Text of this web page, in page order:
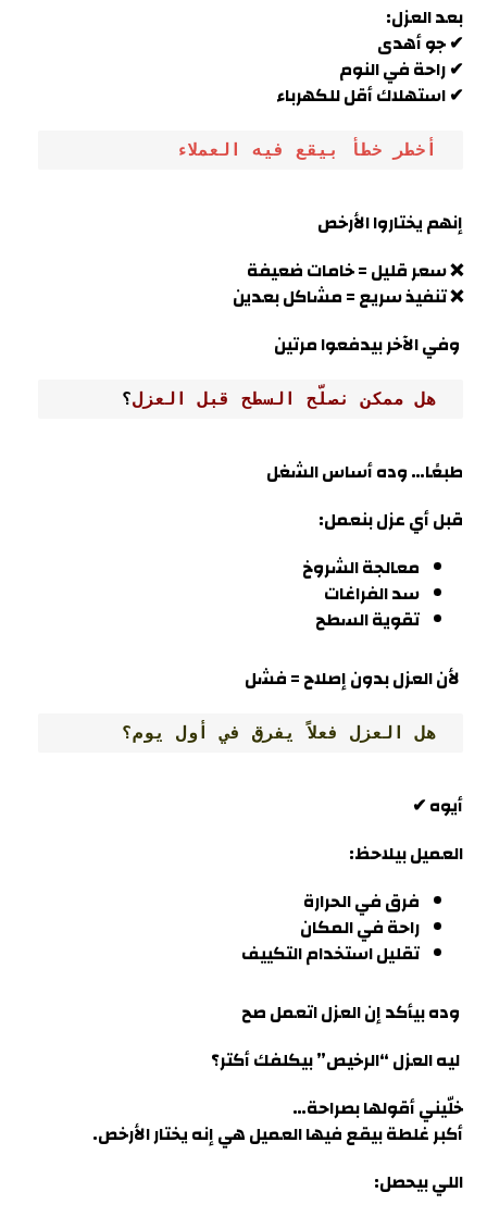
بعد العزل:
✔ جو أهدى
✔ راحة في النوم
✔ استهلاك أقل للكهرباء
أخطر خطأ بيقع فيه العملاء
إنهم يختاروا الأرخص
❌ سعر قليل = خامات ضعيفة
❌ تنفيذ سريع = مشاكل بعدين
وفي الآخر بيدفعوا مرتين
هل ممكن نصلّح السطح قبل العزل؟
طبعًا… وده أساس الشغل
قبل أي عزل بنعمل:
معالجة الشروخ
سد الفراغات
تقوية السطح
لأن العزل بدون إصلاح = فشل
هل العزل فعلاً يفرق في أول يوم؟
أيوه ✔
العميل بيلاحظ:
فرق في الحرارة
راحة في المكان
تقليل استخدام التكييف
وده بيأكد إن العزل اتعمل صح
ليه العزل “الرخيص” بيكلفك أكتر؟
خلّيني أقولها بصراحة…
أكبر غلطة بيقع فيها العميل هي إنه يختار الأرخص.
اللي بيحصل: